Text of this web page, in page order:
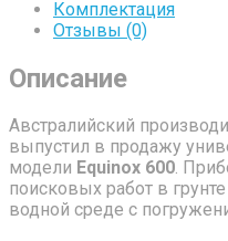
Комплектация
Отзывы (0)
Описание
Австралийский
выпустил в продажу
модели Equinox 600.
поисковых работ в
водной среде с